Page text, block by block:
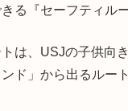
る『セーフティル
は、USJの子供向
ド」から出るルー